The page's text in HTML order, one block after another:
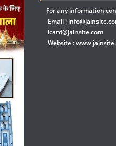
For any information
Email :
icard@jainsite.com
Website :